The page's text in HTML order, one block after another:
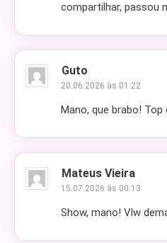
compartilhar, passou
Guto
20.06.2026 às 01:22
Mano, que brabo! Top
Mateus Vieira
15.07.2026 às 00:13
Show, mano! Vlw